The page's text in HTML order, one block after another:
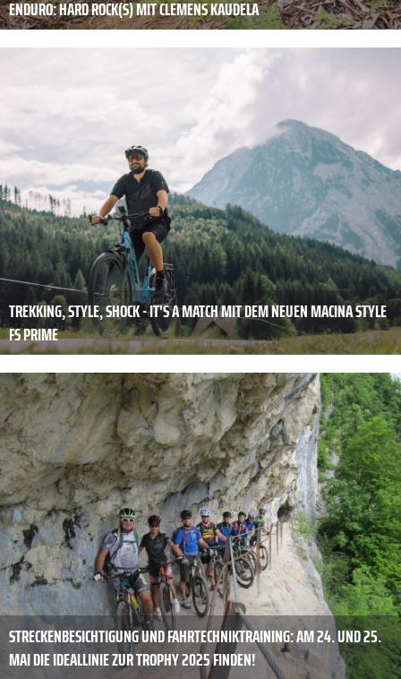
ENDURO: HARD ROCK(S) MIT CLEMENS KAUDELA
TREKKING, STYLE, SHOCK - IT'S A MATCH MIT DEM NEUEN MACINA STYLE
FS PRIME
STRECKENBESICHTIGUNG UND FAHRTECHNIKTRAINING: AM 24. UND 25.
MAI DIE IDEALLINIE ZUR TROPHY 2025 FINDEN!